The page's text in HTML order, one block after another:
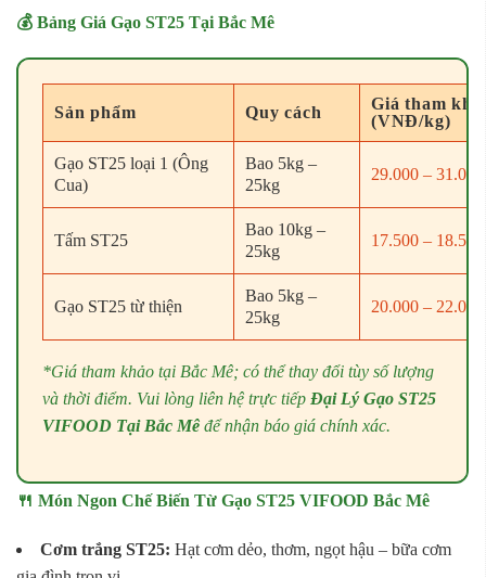
💰 Bảng Giá Gạo ST25 Tại Bắc Mê
Sản phẩm Quy cách
Giá tham
(VNĐ/kg)
Gạo ST25 loại 1 (Ông
Cua)
Bao 5kg –
25kg
29.000 – 31.000
Tấm ST25
Bao 10kg –
25kg
17.500 – 18.500
Gạo ST25 từ thiện
Bao 5kg –
25kg
20.000 – 22.000
*Giá tham khảo tại Bắc Mê; có thể thay đổi tùy số lượng
và thời điểm. Vui lòng liên hệ trực tiếp Đại Lý Gạo ST25
VIFOOD Tại Bắc Mê để nhận báo giá chính xác.
🍴 Món Ngon Chế Biến Từ Gạo ST25 VIFOOD Bắc Mê
Cơm trắng ST25: Hạt cơm dẻo, thơm, ngọt hậu – bữa cơm